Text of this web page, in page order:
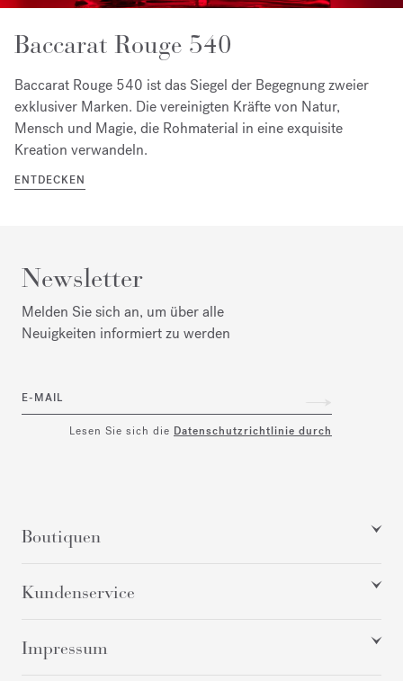
Baccarat Rouge 540
Baccarat Rouge 540 ist das Siegel der Begegnung zweier
exklusiver Marken. Die vereinigten Kräfte von Natur,
Mensch und Magie, die Rohmaterial in eine exquisite
Kreation verwandeln.
ENTDECKEN
Newsletter
Melden Sie sich an, um über alle
Neuigkeiten informiert zu werden
E-MAIL
Lesen Sie sich die Datenschutzrichtlinie durch
Boutiquen
Kundenservice
Impressum